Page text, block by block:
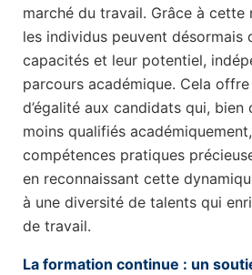
marché du travail. Grâce à cette
les individus peuvent désormais
capacités et leur potentiel,
parcours académique. Cela
d’égalité aux candidats qui,
moins qualifiés
compétences pratiques
en reconnaissant cette
à une diversité de talents qui
de travail.
La formation continue : un